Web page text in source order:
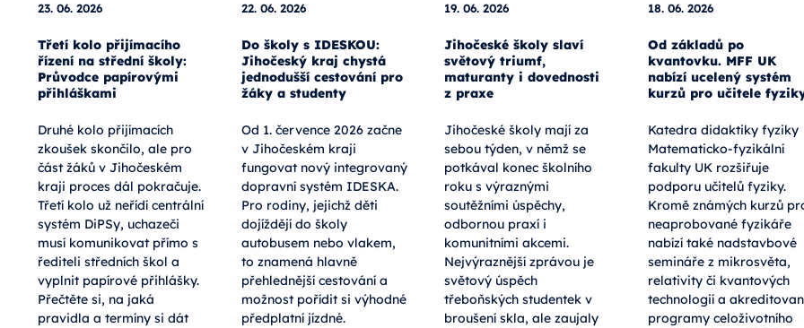
23. 06. 2026
Třetí kolo přijímacího
řízení na střední školy:
Průvodce papírovými
přihláškami
Druhé kolo přijímacích
zkoušek skončilo, ale pro
část žáků v Jihočeském
kraji proces dál pokračuje.
Třetí kolo už neřídí centrální
systém DiPSy, uchazeči
musí komunikovat přímo s
řediteli středních škol a
vyplnit papírové přihlášky.
Přečtěte si, na jaká
pravidla a termíny si dát
22. 06. 2026
Do školy s IDESKOU:
Jihočeský kraj chystá
jednodušší cestování pro
žáky a studenty
Od 1. července 2026 začne
v Jihočeském kraji
fungovat nový integrovaný
dopravní systém IDESKA.
Pro rodiny, jejichž děti
dojíždějí do školy
autobusem nebo vlakem,
to znamená hlavně
přehlednější cestování a
možnost pořídit si výhodné
předplatní jízdné.
19. 06. 2026
Jihočeské školy slaví
světový triumf,
maturanty i dovednosti
z praxe
Jihočeské školy mají za
sebou týden, v němž se
potkával konec školního
roku s výraznými
soutěžními úspěchy,
odbornou praxí i
komunitními akcemi.
Nejvýraznější zprávou je
světový úspěch
třeboňských studentek v
broušení skla, ale zaujaly
18. 06. 2026
Od základů po
kvantovku. MFF UK
nabízí ucelený systém
kurzů pro učitele
Katedra didaktiky fyziky
Matematicko-fyzikální
fakulty UK rozšiřuje
podporu učitelů fyziky.
Kromě známých kurzů
neaprobované fyzikáře
nabízí také nadstavbové
semináře z mikrosvěta,
relativity či kvantových
technologií a
programy celoživotního